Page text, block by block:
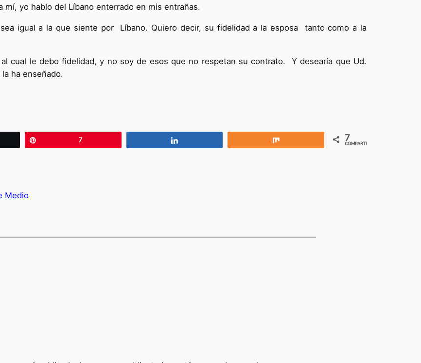
yo hablo del Líbano enterrado en mis entrañas.
igual a la que siente por Líbano. Quiero decir, su fidelidad a la esposa tanto como a la
le debo fidelidad, y no soy de esos que no respetan su contrato. Y desearía que Ud.
ha enseñado.
7 7
COMPARTIR
Medio